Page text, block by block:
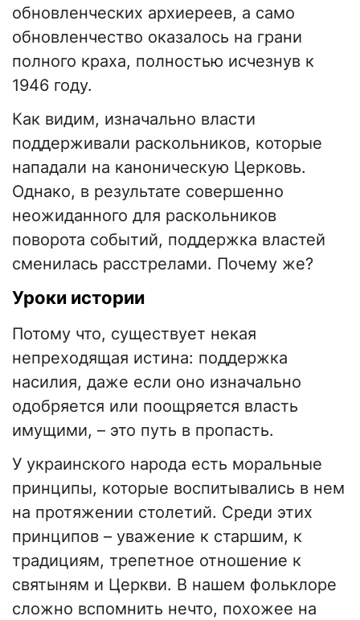
обновленческих архиереев, а само
обновленчество оказалось на грани
полного краха, полностью исчезнув к
1946 году.
Как видим, изначально власти
поддерживали раскольников, которые
нападали на каноническую Церковь.
Однако, в результате совершенно
неожиданного для раскольников
поворота событий, поддержка властей
сменилась расстрелами. Почему же?
Уроки истории
Потому что, существует некая
непреходящая истина: поддержка
насилия, даже если оно изначально
одобряется или поощряется власть
имущими, – это путь в пропасть.
У украинского народа есть моральные
принципы, которые воспитывались в нем
на протяжении столетий. Среди этих
принципов – уважение к старшим, к
традициям, трепетное отношение к
святыням и Церкви. В нашем фольклоре
сложно вспомнить нечто, похожее на